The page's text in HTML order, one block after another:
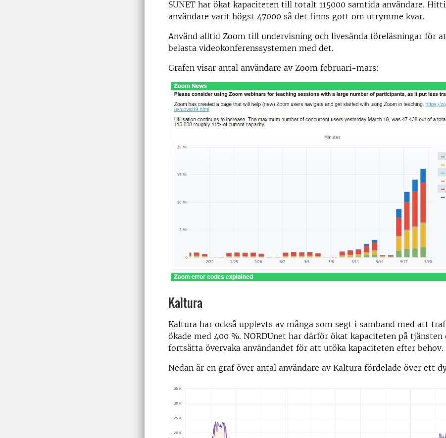
SUNET har ökat kapaciteten till totalt 115000 samtida användare.
användare varit högst 47000 så det finns gott om utrymme kvar.
Använd alltid Zoom till undervisning och livesända föreläsningar för
belasta videokonferenssystemen med det.
Grafen visar antal användare av Zoom februari-mars:
Kaltura
Kaltura har också upplevts av många som segt i samband med att
ökade med 400 %. NORDUnet har därför ökat kapaciteten på
fortsätta övervaka användandet för att utöka kapaciteten efter behov.
Nedan är en graf över antal användare av Kaltura fördelade över ett